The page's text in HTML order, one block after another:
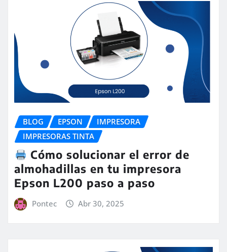
BLOG EPSON
IMPRESORA
IMPRESORAS TINTA
Cómo solucionar el error de
almohadillas en tu impresora
Epson L200 paso a paso
Pontec Abr 30, 2025